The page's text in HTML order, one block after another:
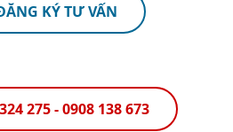
KÝ TƯ VẤN
275 - 0908 138 673